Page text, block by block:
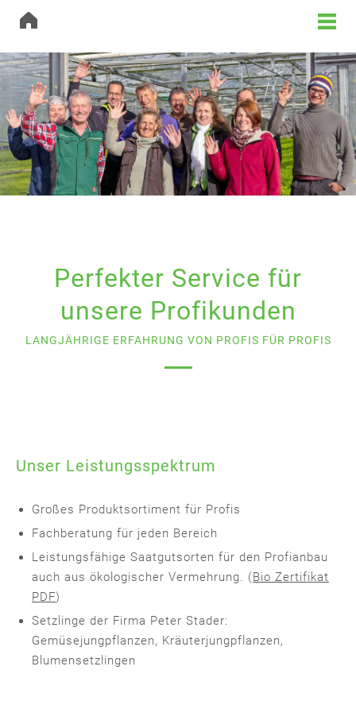
Perfekter Service für
unsere Profikunden
LANGJÄHRIGE ERFAHRUNG VON PROFIS FÜR PROFIS
Unser Leistungsspektrum
Großes Produktsortiment für Profis
Fachberatung für jeden Bereich
Leistungsfähige Saatgutsorten für den Profianbau
auch aus ökologischer Vermehrung. (Bio Zertifikat
PDF)
Setzlinge der Firma Peter Stader:
Gemüsejungpflanzen, Kräuterjungpflanzen,
Blumensetzlingen